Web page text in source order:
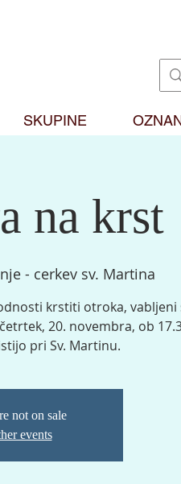
SKUPINE
na krst
- cerkev sv. Martina
krstiti otroka, vabljeni
20. novembra, ob
pri Sv. Martinu.
not on sale
events